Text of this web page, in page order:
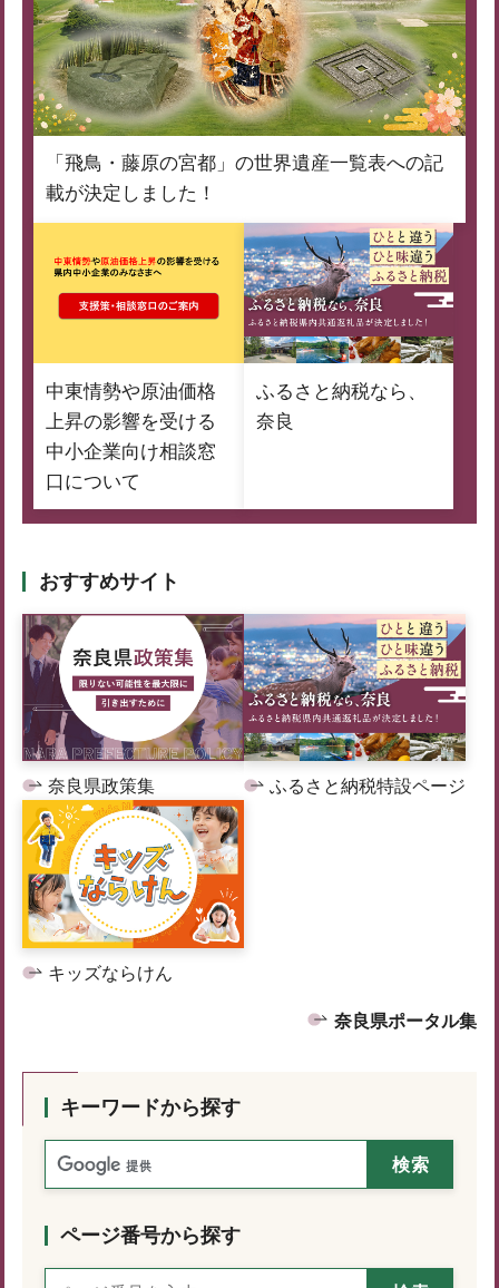
「飛鳥・藤原の宮都」の世界遺産一覧表への記
載が決定しました！
中東情勢や原油価格
上昇の影響を受ける
中小企業向け相談窓
口について
ふるさと納税なら、
奈良
おすすめサイト
奈良県政策集 ふるさと納税特設ページ
キッズならけん
奈良県ポータル集
キーワードから探す
ページ番号から探す